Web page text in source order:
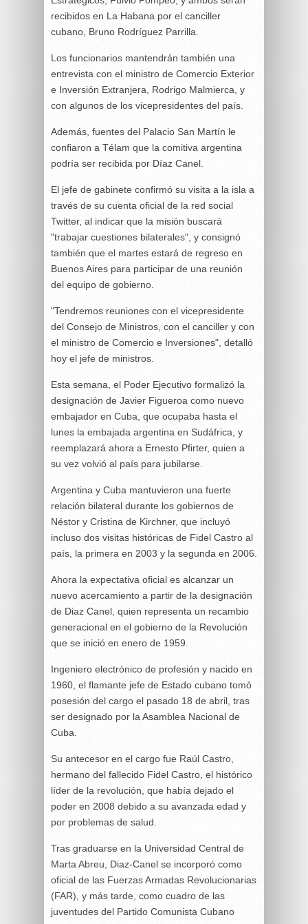
recibidos en La Habana por el canciller
cubano, Bruno Rodríguez Parrilla.
Los funcionarios mantendrán también una
entrevista con el ministro de Comercio Exterior
e Inversión Extranjera, Rodrigo Malmierca, y
con algunos de los vicepresidentes del país.
Además, fuentes del Palacio San Martín le
confiaron a Télam que la comitiva argentina
podría ser recibida por Díaz Canel.
El jefe de gabinete confirmó su visita a la isla a
través de su cuenta oficial de la red social
Twitter, al indicar que la misión buscará
"trabajar cuestiones bilaterales", y consignó
también que el martes estará de regreso en
Buenos Aires para participar de una reunión
del equipo de gobierno.
"Tendremos reuniones con el vicepresidente
del Consejo de Ministros, con el canciller y con
el ministro de Comercio e Inversiones", detalló
hoy el jefe de ministros.
Esta semana, el Poder Ejecutivo formalizó la
designación de Javier Figueroa como nuevo
embajador en Cuba, que ocupaba hasta el
lunes la embajada argentina en Sudáfrica, y
reemplazará ahora a Ernesto Pfirter, quien a
su vez volvió al país para jubilarse.
Argentina y Cuba mantuvieron una fuerte
relación bilateral durante los gobiernos de
Néstor y Cristina de Kirchner, que incluyó
incluso dos visitas históricas de Fidel Castro al
país, la primera en 2003 y la segunda en 2006.
Ahora la expectativa oficial es alcanzar un
nuevo acercamiento a partir de la designación
de Diaz Canel, quien representa un recambio
generacional en el gobierno de la Revolución
que se inició en enero de 1959.
Ingeniero electrónico de profesión y nacido en
1960, el flamante jefe de Estado cubano tomó
posesión del cargo el pasado 18 de abril, tras
ser designado por la Asamblea Nacional de
Cuba.
Su antecesor en el cargo fue Raúl Castro,
hermano del fallecido Fidel Castro, el histórico
líder de la revolución, que había dejado el
poder en 2008 debido a su avanzada edad y
por problemas de salud.
Tras graduarse en la Universidad Central de
Marta Abreu, Diaz-Canel se incorporó como
oficial de las Fuerzas Armadas Revolucionarias
(FAR), y más tarde, como cuadro de las
juventudes del Partido Comunista Cubano